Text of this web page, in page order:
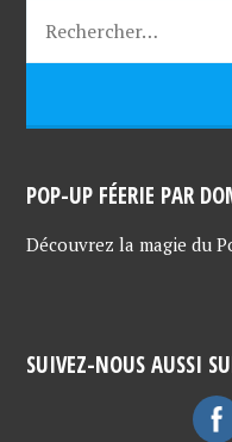
POP-UP FÉERIE PAR
Découvrez la magie du
SUIVEZ-NOUS AUSSI